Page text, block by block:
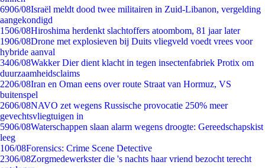
6906/08Israël meldt dood twee militairen in Zuid-Libanon, vergelding
aangekondigd
1506/08Hiroshima herdenkt slachtoffers atoombom, 81 jaar later
1906/08Drone met explosieven bij Duits vliegveld voedt vrees voor
hybride aanval
3406/08Wakker Dier dient klacht in tegen insectenfabriek Protix om
duurzaamheidsclaims
2206/08Iran en Oman eens over route Straat van Hormuz, VS
buitenspel
2606/08NAVO zet wegens Russische provocatie 250% meer
gevechtsvliegtuigen in
5906/08Waterschappen slaan alarm wegens droogte: Gereedschapskist
leeg
106/08Forensics: Crime Scene Detective
2306/08Zorgmedewerkster die 's nachts haar vriend bezocht terecht